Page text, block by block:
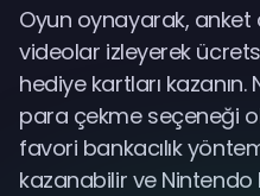
Oyun oynayarak,
videolar izleyerek
hediye kartları
para çekme seçeneği
favori bankacılık
kazanabilir ve Nintendo